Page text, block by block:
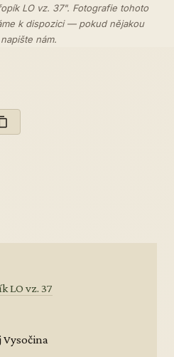
LO vz. 37". Fotografie tohoto
k dispozici — pokud nějakou
napište nám.
LO vz. 37
Vysočina